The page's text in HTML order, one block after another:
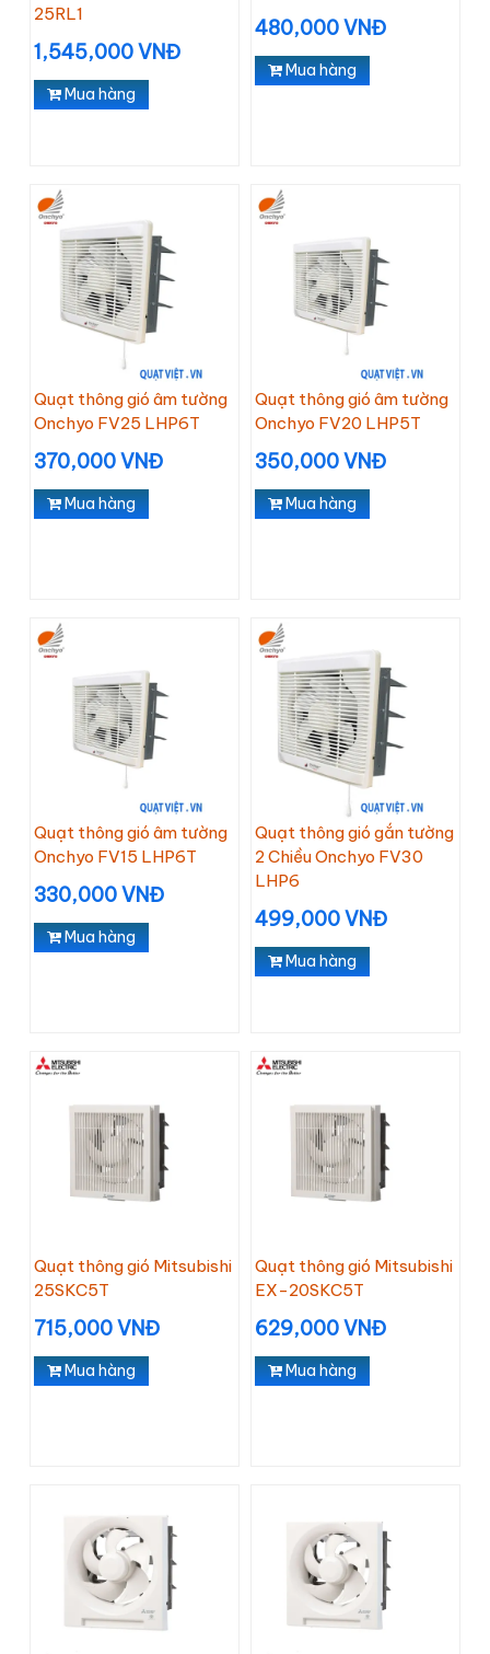
25RL1
1,545,000 VNĐ
Mua hàng
480,000 VNĐ
Mua hàng
Quạt thông gió âm tường
Onchyo FV25 LHP6T
370,000 VNĐ
Mua hàng
Quạt thông gió âm tường
Onchyo FV20 LHP5T
350,000 VNĐ
Mua hàng
Quạt thông gió âm tường
Onchyo FV15 LHP6T
330,000 VNĐ
Mua hàng
Quạt thông gió gắn tường
2 Chiều Onchyo FV30
LHP6
499,000 VNĐ
Mua hàng
Quạt thông gió Mitsubishi
25SKC5T
715,000 VNĐ
Mua hàng
Quạt thông gió Mitsubishi
EX-20SKC5T
629,000 VNĐ
Mua hàng